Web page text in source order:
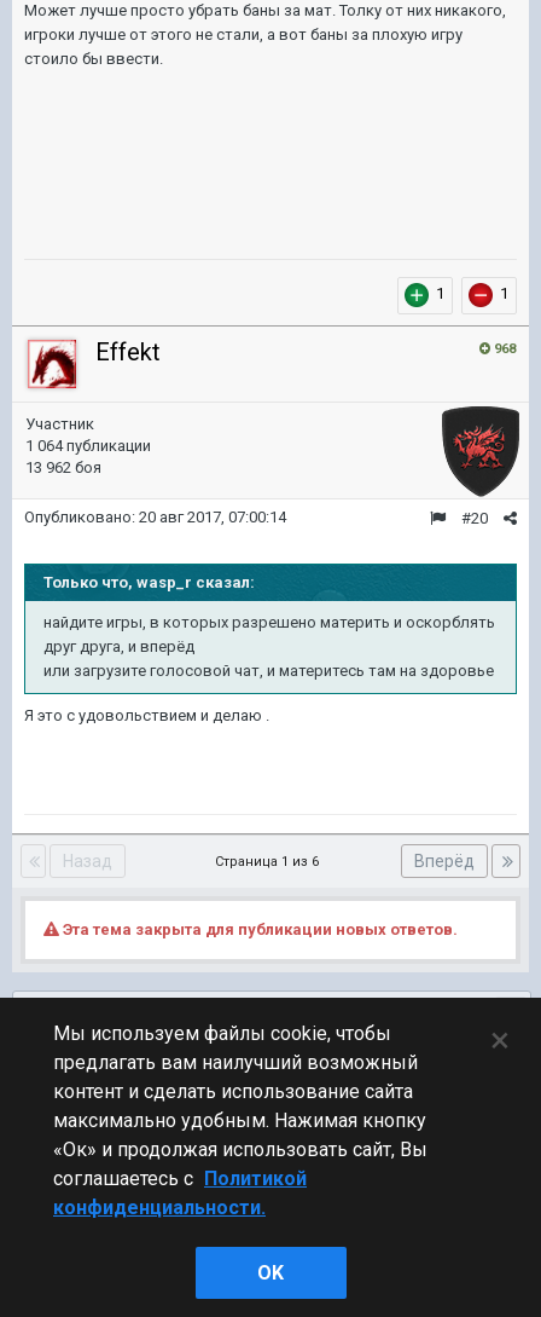
Может лучше просто убрать баны за мат. Толку от них никакого,
игроки лучше от этого не стали, а вот баны за плохую игру
стоило бы ввести.
1 1
968
Effekt
Участник
1 064 публикации
13 962 боя
#20
Опубликовано: 20 авг 2017, 07:00:14
Только что, wasp_r сказал:
найдите игры, в которых разрешено материть и оскорблять
друг друга, и вперёд
или загрузите голосовой чат, и материтесь там на здоровье
Я это с удовольствием и делаю .
Назад Вперёд
Страница 1 из 6
Эта тема закрыта для публикации новых ответов.
ПЕРЕЙТИ К СПИСКУ ТЕМ
Обсуждение Мира Кораблей
Стиль
Powered by Invision Community
Мы используем файлы cookie, чтобы
предлагать вам наилучший возможный
контент и сделать использование сайта
максимально удобным. Нажимая кнопку
«Ок» и продолжая использовать сайт, Вы
соглашаетесь с Политикой
конфиденциальности.
OK
×